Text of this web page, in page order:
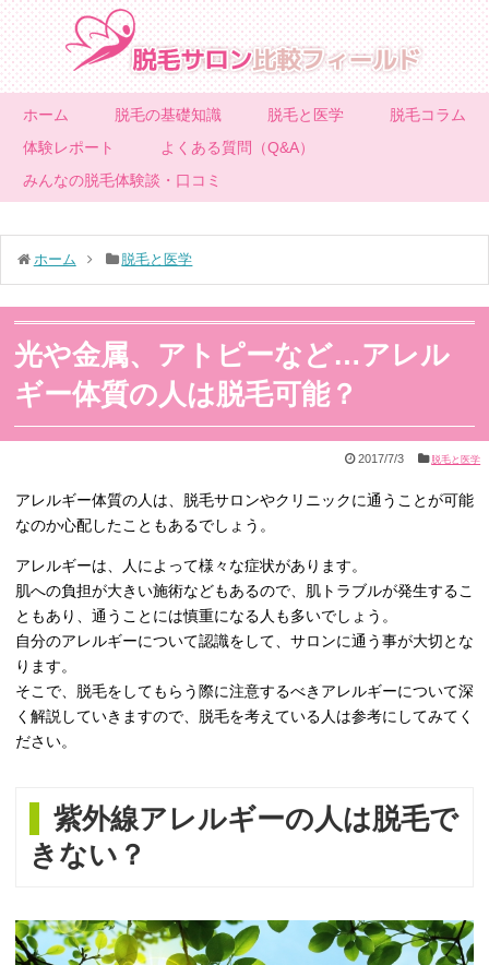
ホーム 脱毛の基礎知識 脱毛と医学
脱毛コラム
体験レポート
よくある質問（Q&A）
みんなの脱毛体験談・口コミ
ホーム 脱毛と医学
光や金属、アトピーなど…アレル
ギー体質の人は脱毛可能？
2017/7/3 脱毛と医学
アレルギー体質の人は、脱毛サロンやクリニックに通うことが可能
なのか心配したこともあるでしょう。
アレルギーは、人によって様々な症状があります。
肌への負担が大きい施術などもあるので、肌トラブルが発生するこ
ともあり、通うことには慎重になる人も多いでしょう。
自分のアレルギーについて認識をして、サロンに通う事が大切とな
ります。
そこで、脱毛をしてもらう際に注意するべきアレルギーについて深
く解説していきますので、脱毛を考えている人は参考にしてみてく
ださい。
紫外線アレルギーの人は脱毛で
きない？